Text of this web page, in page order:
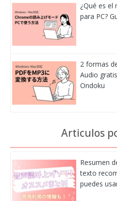
¿Qué es el
para PC?
2 formas
Audio
Ondoku
Articulos
Resumen
texto
puedes